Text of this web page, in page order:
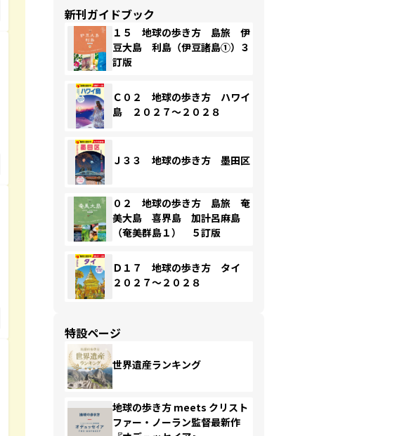
新刊ガイドブック
１５ 地球の歩き方 島旅 伊
豆大島 利島（伊豆諸島①）３
訂版
Ｃ０２ 地球の歩き方 ハワイ
島 ２０２７～２０２８
Ｊ３３ 地球の歩き方 墨田区
０２ 地球の歩き方 島旅 奄
美大島 喜界島 加計呂麻島
（奄美群島１） ５訂版
Ｄ１７ 地球の歩き方 タイ
２０２７～２０２８
特設ページ
世界遺産ランキング
地球の歩き方 meets クリスト
ファー・ノーラン監督最新作